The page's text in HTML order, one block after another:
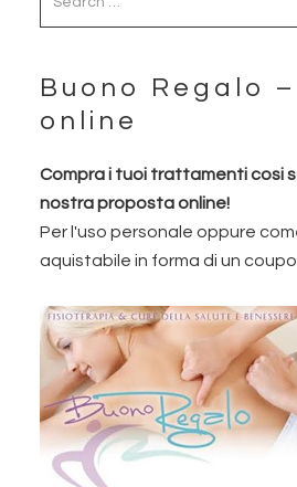
Buono Regalo
online
Compra i tuoi trattamenti cosi
nostra proposta online!
Per l'uso personale oppure
aquistabile in forma di un